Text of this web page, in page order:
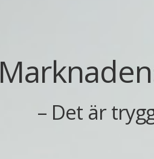
– Det är